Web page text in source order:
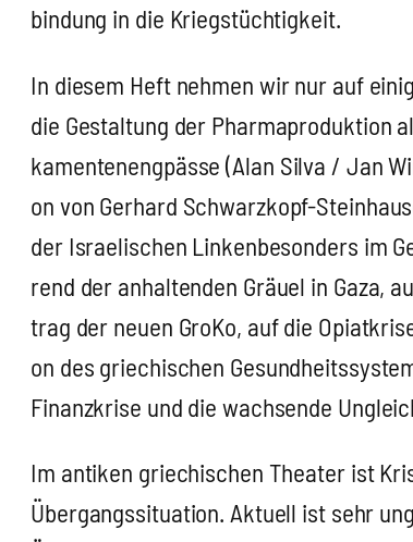
bin­dung in die Kriegs­tüch­tig­keit.
In die­sem Heft neh­men wir nur auf
die Gestal­tung der Phar­ma­pro­duk­ti­on
ka­men­ten­eng­päs­se (Alan Sil­va / Jan
on von Ger­hard Schwarz­kopf-
der Israe­li­schen Lin­ken­be­son­ders im
rend der anhal­ten­den Gräu­el in Gaza,
trag der neu­en Gro­Ko, auf die
on des grie­chi­schen
Finanz­kri­se und die wach­sen­de
Im anti­ken grie­chi­schen Thea­ter ist
Über­gangs­si­tua­ti­on. Aktu­ell ist sehr